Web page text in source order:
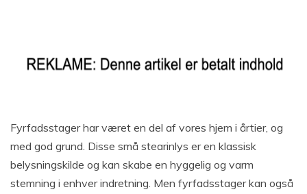
Fyrfadsstager har været en del af vores hjem i årtier, og
med god grund. Disse små stearinlys er en klassisk
belysningskilde og kan skabe en hyggelig og varm
stemning i enhver indretning. Men fyrfadsstager kan også